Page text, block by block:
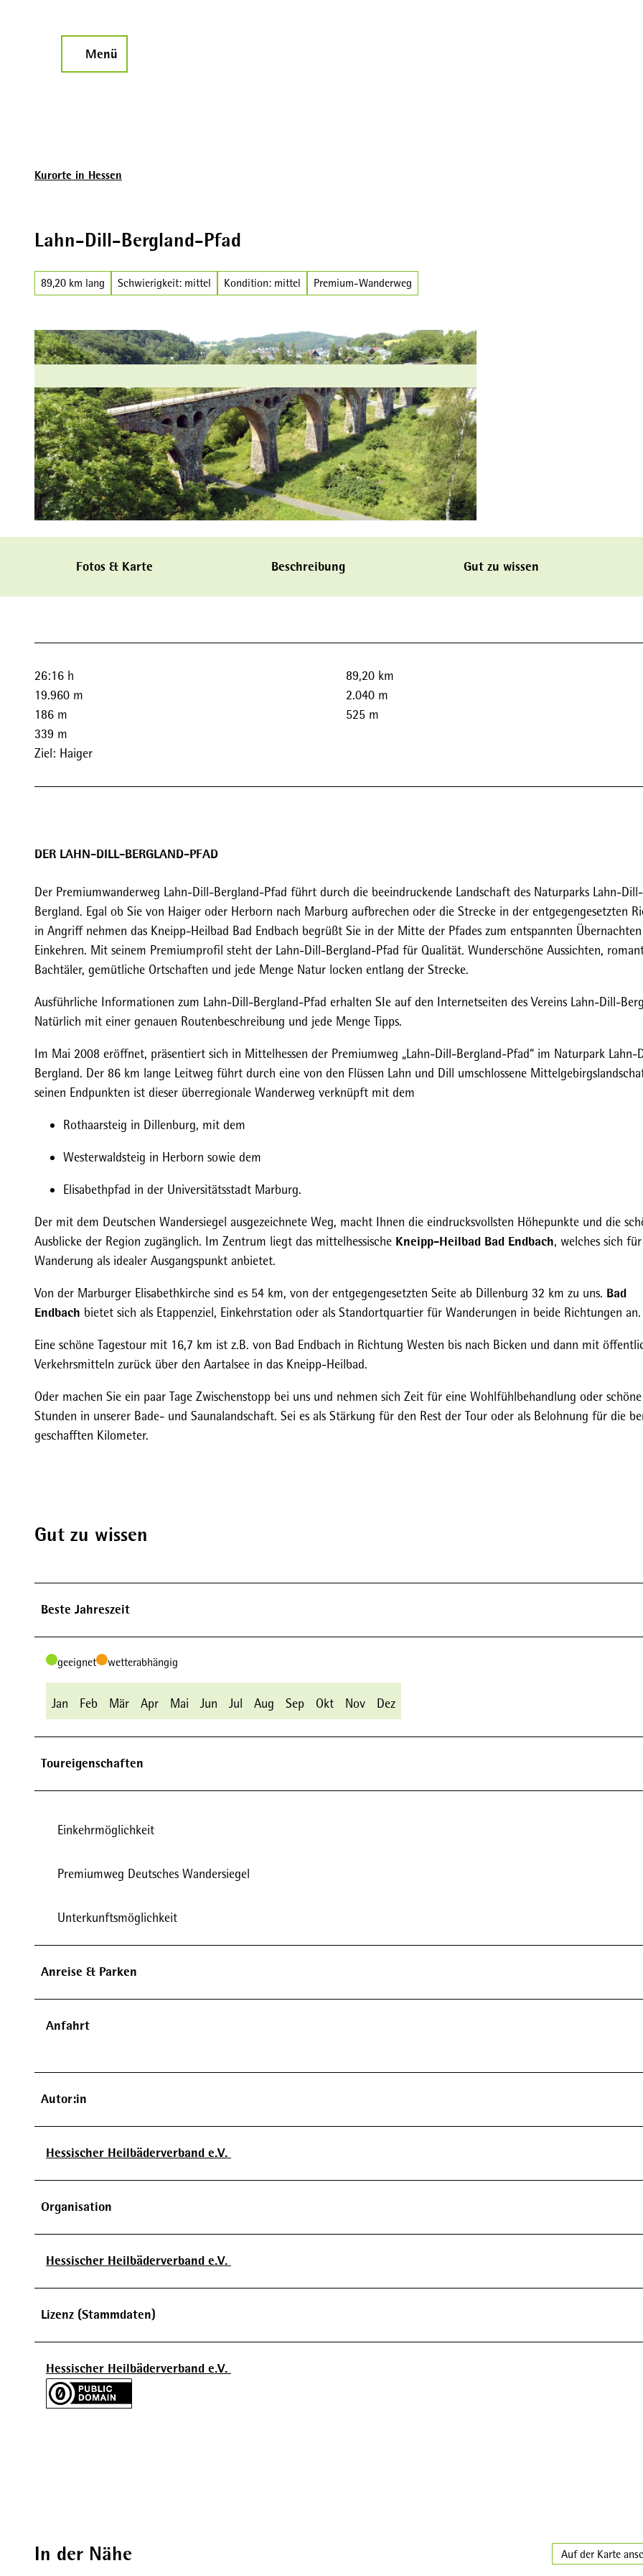
Menü
Kurorte in Hessen
Lahn-Dill-Bergland-Pfad
89,20 km lang Schwierigkeit: mittel Kondition: mittel Premium-Wanderweg
Fotos & Karte Beschreibung Gut zu wissen
26:16 h
89,20 km
19.960 m
2.040 m
186 m
525 m
339 m
Ziel: Haiger
DER LAHN-DILL-BERGLAND-PFAD
Der Premiumwanderweg Lahn-Dill-Bergland-Pfad führt durch die beeindruckende Landschaft des Naturparks Lahn-Dill-
Bergland. Egal ob Sie von Haiger oder Herborn nach Marburg aufbrechen oder die Strecke in der entgegengesetzten
in Angriff nehmen das Kneipp-Heilbad Bad Endbach begrüßt Sie in der Mitte der Pfades zum entspannten
Einkehren. Mit seinem Premiumprofil steht der Lahn-Dill-Bergland-Pfad für Qualität. Wunderschöne Aussichten,
Bachtäler, gemütliche Ortschaften und jede Menge Natur locken entlang der Strecke.
Ausführliche Informationen zum Lahn-Dill-Bergland-Pfad erhalten SIe auf den Internetseiten des Vereins Lahn-Dill-
Natürlich mit einer genauen Routenbeschreibung und jede Menge Tipps.
Im Mai 2008 eröffnet, präsentiert sich in Mittelhessen der Premiumweg „Lahn-Dill-Bergland-Pfad“ im Naturpark Lahn-
Bergland. Der 86 km lange Leitweg führt durch eine von den Flüssen Lahn und Dill umschlossene
seinen Endpunkten ist dieser überregionale Wanderweg verknüpft mit dem
Rothaarsteig in Dillenburg, mit dem
Westerwaldsteig in Herborn sowie dem
Elisabethpfad in der Universitätsstadt Marburg.
Der mit dem Deutschen Wandersiegel ausgezeichnete Weg, macht Ihnen die eindrucksvollsten Höhepunkte und die
Ausblicke der Region zugänglich. Im Zentrum liegt das mittelhessische Kneipp-Heilbad Bad Endbach, welches sich
Wanderung als idealer Ausgangspunkt anbietet.
Von der Marburger Elisabethkirche sind es 54 km, von der entgegengesetzten Seite ab Dillenburg 32 km zu uns. Bad
Endbach bietet sich als Etappenziel, Einkehrstation oder als Standortquartier für Wanderungen in beide Richtungen an.
Eine schöne Tagestour mit 16,7 km ist z.B. von Bad Endbach in Richtung Westen bis nach Bicken und dann mit
Verkehrsmitteln zurück über den Aartalsee in das Kneipp-Heilbad.
Oder machen Sie ein paar Tage Zwischenstopp bei uns und nehmen sich Zeit für eine Wohlfühlbehandlung oder schöne
Stunden in unserer Bade- und Saunalandschaft. Sei es als Stärkung für den Rest der Tour oder als Belohnung für die
geschafften Kilometer.
Gut zu wissen
Beste Jahreszeit
geeignet wetterabhängig
Jan Feb Mär Apr Mai Jun Jul Aug Sep Okt Nov Dez
Toureigenschaften
Einkehrmöglichkeit
Premiumweg Deutsches Wandersiegel
Unterkunftsmöglichkeit
Anreise & Parken
Anfahrt
Autor:in
Hessischer Heilbäderverband e.V.
Organisation
Hessischer Heilbäderverband e.V.
Lizenz (Stammdaten)
Hessischer Heilbäderverband e.V.
In der Nähe Auf der Karte